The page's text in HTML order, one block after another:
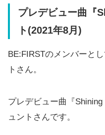
プレデビュー曲『
ト(2021年8月)
BE:FIRSTのメンバーと
トさん。
プレデビュー曲『
ュントさんです。